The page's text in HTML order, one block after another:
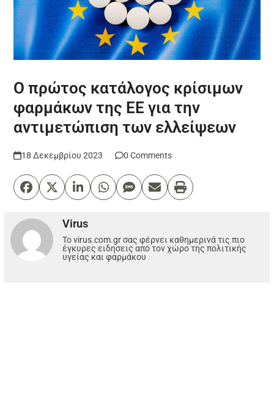
Ο πρώτος κατάλογος κρίσιμων
φαρμάκων της ΕΕ για την
αντιμετώπιση των ελλείψεων
18 Δεκεμβρίου 2023 0 Comments
Virus
Το virus.com.gr σας φέρνει καθημερινά τις πιο
έγκυρες ειδησεις από τον χώρο της πολιτικής
υγείας και φαρμάκου